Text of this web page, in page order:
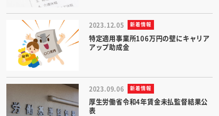
2023.12.05 新着情報
特定適用事業所106万円の壁にキャリア
アップ助成金
2023.09.06 新着情報
厚生労働省令和4年賃金未払監督結果公
表